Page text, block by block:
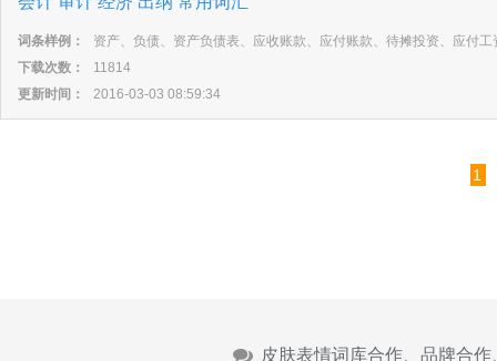
词条样例：
资产、负债、资产负债表、应收账款、应付账款、待摊投资、应付
下载次数：
11814
更新时间：
2016-03-03 08:59:34
1
皮肤表情词库合作、品牌合